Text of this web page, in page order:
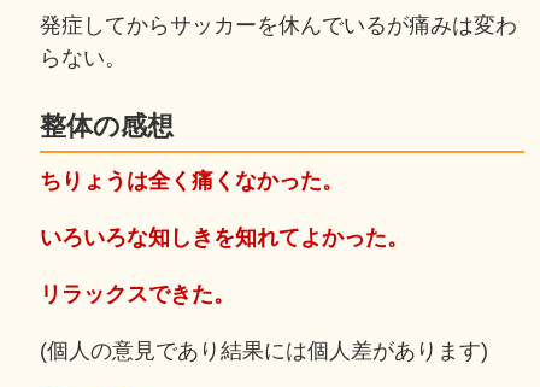
発症してからサッカーを休んでいるが痛みは変わ
らない。
整体の感想
ちりょうは全く痛くなかった。
いろいろな知しきを知れてよかった。
リラックスできた。
(個人の意見であり結果には個人差があります)